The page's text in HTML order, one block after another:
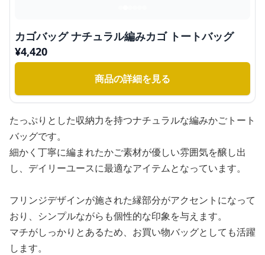
カゴバッグ ナチュラル編みカゴ トートバッグ
¥4,420
商品の詳細を見る
たっぷりとした収納力を持つナチュラルな編みかごトート
バッグです。
細かく丁寧に編まれたかご素材が優しい雰囲気を醸し出
し、デイリーユースに最適なアイテムとなっています。
フリンジデザインが施された縁部分がアクセントになって
おり、シンプルながらも個性的な印象を与えます。
マチがしっかりとあるため、お買い物バッグとしても活躍
します。